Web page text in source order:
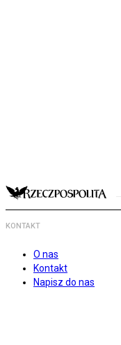
KONTAKT
O nas
Kontakt
Napisz do nas